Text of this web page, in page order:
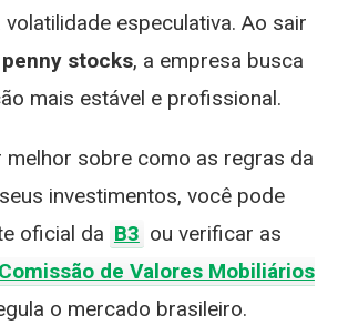
volatilidade especulativa. Ao sair
penny stocks, a empresa busca
mais estável e profissional.
melhor sobre como as regras da
investimentos, você pode
oficial da B3 ou verificar as
Comissão de Valores Mobiliários
o mercado brasileiro.